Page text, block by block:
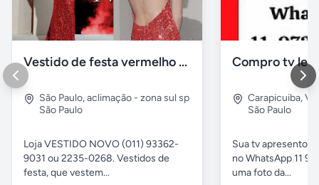
Vestido de festa vermelho com brilho e pedraria
São Paulo,aclimação - zona sul sp
São Paulo
Loja VESTIDO NOVO (011) 93362-
9031 ou 2235-0268. Vestidos de
festa, que vestem...
Compro tv
Carapicuiba,
São Paulo
Sua tv apresentou
no WhatsApp 11
uma foto da...